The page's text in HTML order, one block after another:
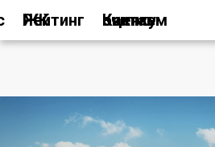
Рейтинг ЖК Как мы считаем оценку